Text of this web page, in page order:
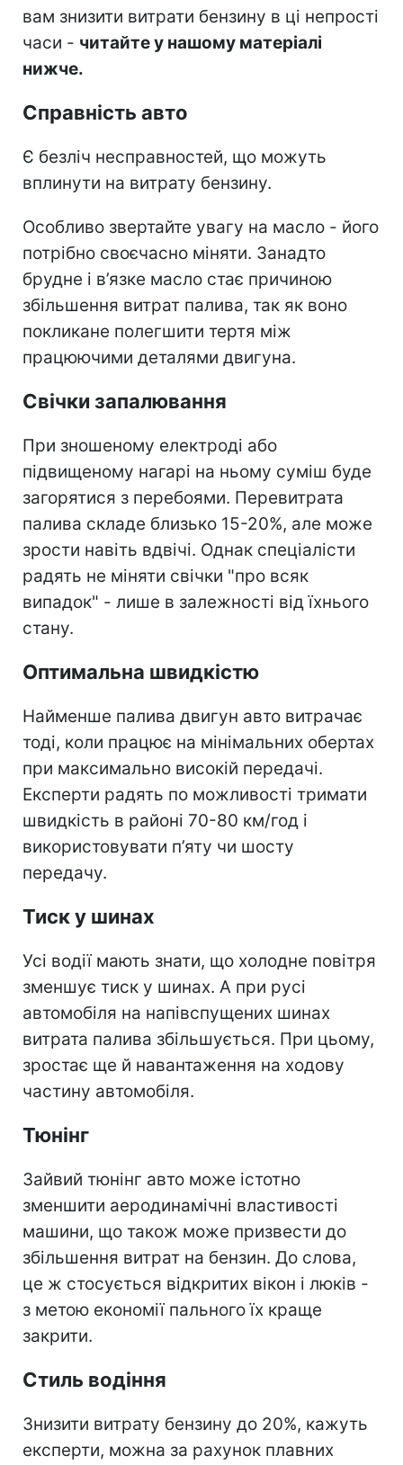
вам знизити витрати бензину в ці непрості
часи - читайте у нашому матеріалі
нижче.
Справність авто
Є безліч несправностей, що можуть
вплинути на витрату бензину.
Особливо звертайте увагу на масло - його
потрібно своєчасно міняти. Занадто
брудне і в’язке масло стає причиною
збільшення витрат палива, так як воно
покликане полегшити тертя між
працюючими деталями двигуна.
Свічки запалювання
При зношеному електроді або
підвищеному нагарі на ньому суміш буде
загорятися з перебоями. Перевитрата
палива складе близько 15-20%, але може
зрости навіть вдвічі. Однак спеціалісти
радять не міняти свічки "про всяк
випадок" - лише в залежності від їхнього
стану.
Оптимальна швидкістю
Найменше палива двигун авто витрачає
тоді, коли працює на мінімальних обертах
при максимально високій передачі.
Експерти радять по можливості тримати
швидкість в районі 70-80 км/год і
використовувати п’яту чи шосту
передачу.
Тиск у шинах
Усі водії мають знати, що холодне повітря
зменшує тиск у шинах. А при русі
автомобіля на напівспущених шинах
витрата палива збільшується. При цьому,
зростає ще й навантаження на ходову
частину автомобіля.
Тюнінг
Зайвий тюнінг авто може істотно
зменшити аеродинамічні властивості
машини, що також може призвести до
збільшення витрат на бензин. До слова,
це ж стосується відкритих вікон і люків -
з метою економії пального їх краще
закрити.
Стиль водіння
Знизити витрату бензину до 20%, кажуть
експерти, можна за рахунок плавних